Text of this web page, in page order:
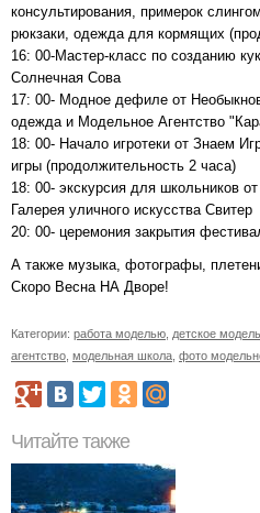
консультирования, примерок
рюкзаки, одежда для кормящих
16: 00-Мастер-класс по созданию
Солнечная Сова
17: 00- Модное дефиле от
одежда и Модельное Агентство
18: 00- Начало игротеки от Знаем
игры (продолжительность 2 часа)
18: 00- экскурсия для школьников
Галерея уличного искусства Свитер
20: 00- церемония закрытия
А также музыка, фотографы,
Скоро Весна НА Дворе!
Категории: работа моделью детское
агентство модельная школа фото
Читайте также